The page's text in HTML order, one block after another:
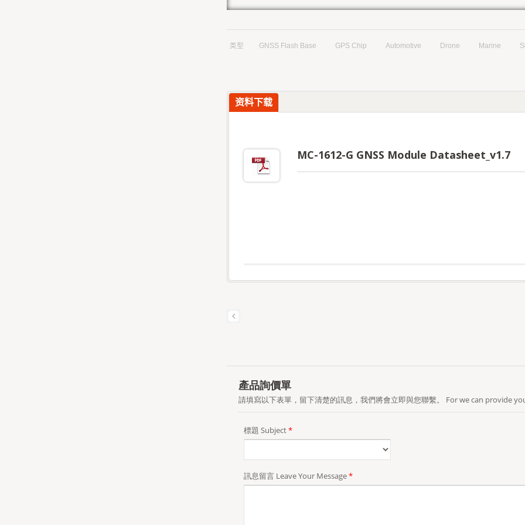
类型 GNSS Flash Base GPS Chip Automotive Drone Marine
资料下载
MC-1612-G GNSS Module Datasheet_v1.7